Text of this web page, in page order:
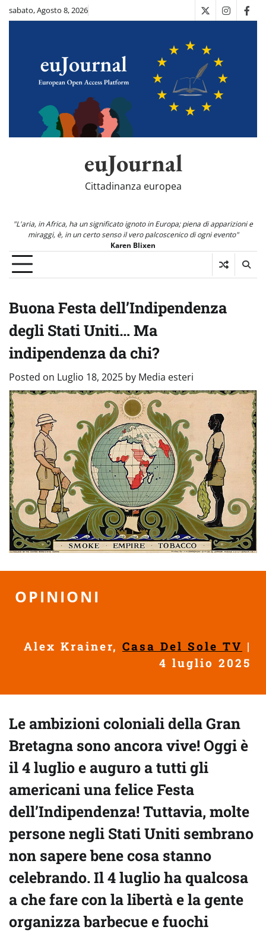
Skipsabato, Agosto 8, 2026 X
euJournal
Cittadinanza europea
"L'aria, in Africa, ha un significato ignoto in Europa; piena di apparizioni e
miraggi, è, in un certo senso il vero palcoscenico di ogni evento"
Karen Blixen
Buona Festa dell’Indipendenza
degli Stati Uniti… Ma
indipendenza da chi?
Posted on Luglio 18, 2025 by Media esteri
OPINIONI
Alex Krainer, Casa Del Sole TV |
4 luglio 2025
Le ambizioni coloniali della Gran
Bretagna sono ancora vive! Oggi è
il 4 luglio e auguro a tutti gli
americani una felice Festa
dell’Indipendenza! Tuttavia, molte
persone negli Stati Uniti sembrano
non sapere bene cosa stanno
celebrando. Il 4 luglio ha qualcosa
a che fare con la libertà e la gente
organizza barbecue e fuochi